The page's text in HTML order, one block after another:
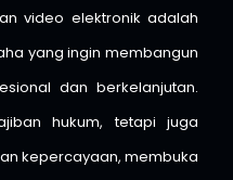
video elektronik adalah
yang ingin membangun
dan berkelanjutan.
hukum, tetapi juga
kepercayaan, membuka